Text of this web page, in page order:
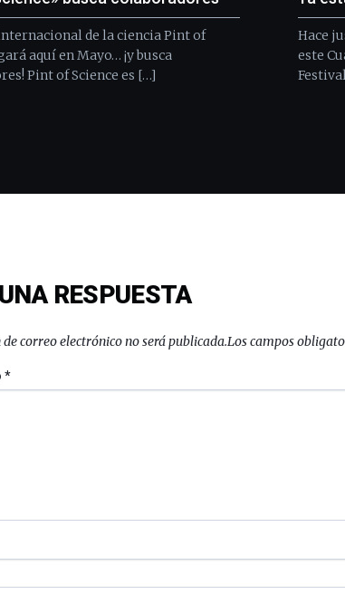
de la ciencia Pint of
aquí en Mayo… ¡y busca
Pint of Science es […]
Hace
este
RESPUESTA
correo electrónico no será publicada.Los campos
*